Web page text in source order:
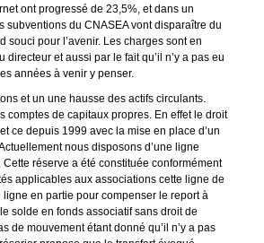
ont progressé de 23,5%, et dans un
du CNASEA vont disparaître du
souci pour l’avenir. Les charges sont en
et aussi par le fait qu’il n’y a pas eu
années à venir y penser.
et un une hausse des actifs circulants.
de capitaux propres. En effet le droit
ce depuis 1999 avec la mise en place d’un
nous disposons d’une ligne
réserve a été constituée conformément
applicables aux associations cette ligne de
ligne en partie pour compenser le report à
solde en fonds associatif sans droit de
de mouvement étant donné qu’il n’y a pas